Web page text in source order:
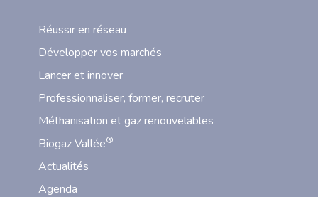
Réussir en réseau
Développer vos marchés
Lancer et innover
Professionnaliser, former, recruter
Méthanisation et gaz renouvelables
Biogaz Vallée®
Actualités
Agenda